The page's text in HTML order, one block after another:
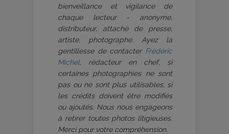
bienveillance et vigilance de
chaque lecteur - anonyme,
distributeur, attaché de presse,
artiste, photographe. Ayez la
gentillesse de contacter Frédéric
Michel, rédacteur en chef, si
certaines photographies ne sont
pas ou ne sont plus utilisables, si
les crédits doivent être modifiés
ou ajoutés. Nous nous engageons
à retirer toutes photos litigieuses.
Merci pour votre compréhension.